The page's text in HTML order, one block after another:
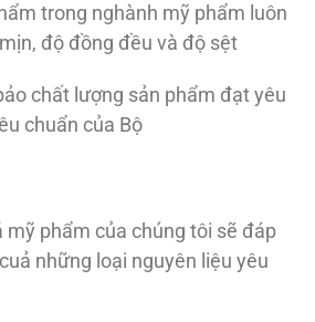
trong nghành mỹ phẩm luôn
độ đồng đều và độ sệt
chất lượng sản phẩm đạt yêu
chuẩn của Bộ
mỹ phẩm của chúng tôi sẽ đáp
những loại nguyên liệu yêu